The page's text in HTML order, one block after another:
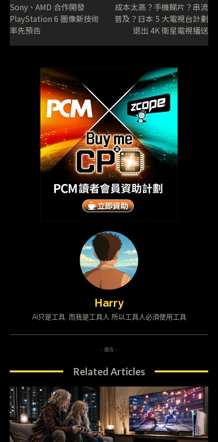
Sony、AMD 合作開發
PlayStation 6 圖像新技術
率先預告
成本太高？手機睇片？串流
普及？日本 5 大電視台計劃
退出 4K 衛星電視播送
Harry
AI只是工具, 而我是工具人 所以工具人必須使用工具
- 廣告 -
Related Articles